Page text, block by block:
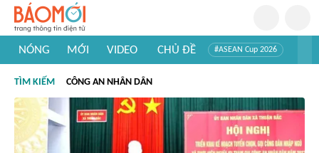
NÓNG MỚI VIDEO CHỦ ĐỀ #ASEAN Cup 2026
#Khám phá thế giới
TÌM KIẾM CÔNG AN NHÂN DÂN